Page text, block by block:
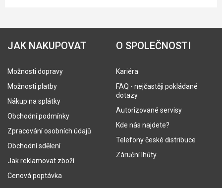
JAK NAKUPOVAT
Možnosti dopravy
Možnosti platby
Nákup na splátky
Obchodní podmínky
Zpracování osobních údajů
Obchodní sdělení
Jak reklamovat zboží
Cenová poptávka
O SPOLEČNOSTI
Kariéra
FAQ - nejčastěji pokládané
dotazy
Autorizované servisy
Kde nás najdete?
Telefony české distribuce
Záruční lhůty